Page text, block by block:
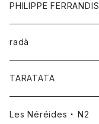
PHILIPPE FERRANDIS
radà
TARATATA
Les Néréides ・ N2